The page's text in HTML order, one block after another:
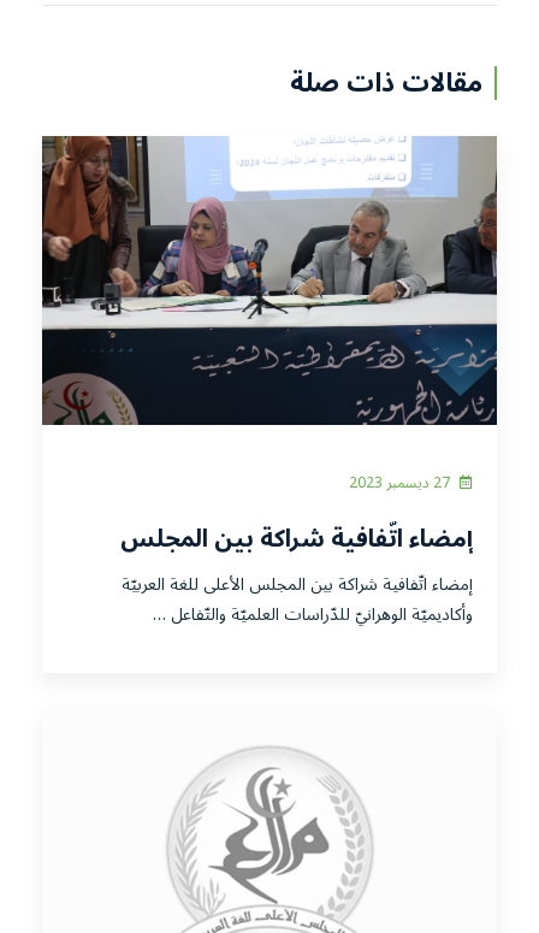
مقالات ذات صلة
إمضاء اتّفافية شراكة بين المجلس
الأعلى للغة العربيّة وأكاديميّة الوهرانيّ
للدّراسات العلميّة والتّفاعل الثّقافيّ،
إمضاء اتّفافية شراكة بين المجلس الأعلى للغة العربيّة
وأكاديميّة الوهرانيّ للدّراسات العلميّة والتّفاعل …